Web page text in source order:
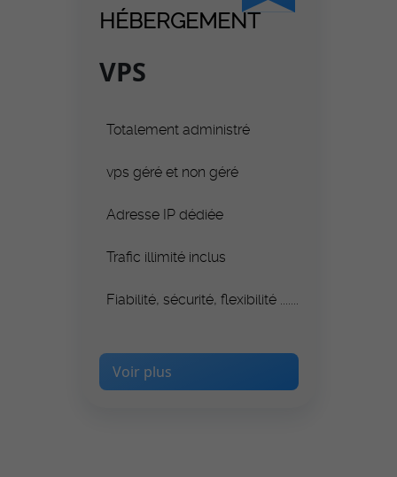
HÉBERGEMENT
VPS
Totalement administré
vps géré et non géré
Adresse IP dédiée
Trafic illimité inclus
Fiabilité, sécurité, flexibilité .......
Voir plus